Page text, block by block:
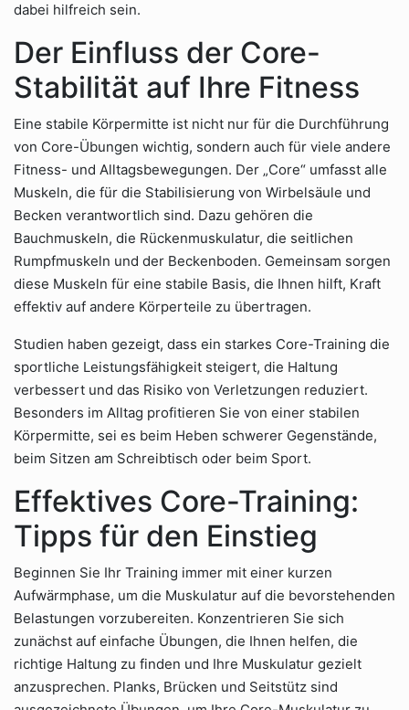
dabei hilfreich sein.
Der Einfluss der Core-
Stabilität auf Ihre Fitness
Eine stabile Körpermitte ist nicht nur für die Durchführung
von Core-Übungen wichtig, sondern auch für viele andere
Fitness- und Alltagsbewegungen. Der „Core“ umfasst alle
Muskeln, die für die Stabilisierung von Wirbelsäule und
Becken verantwortlich sind. Dazu gehören die
Bauchmuskeln, die Rückenmuskulatur, die seitlichen
Rumpfmuskeln und der Beckenboden. Gemeinsam sorgen
diese Muskeln für eine stabile Basis, die Ihnen hilft, Kraft
effektiv auf andere Körperteile zu übertragen.
Studien haben gezeigt, dass ein starkes Core-Training die
sportliche Leistungsfähigkeit steigert, die Haltung
verbessert und das Risiko von Verletzungen reduziert.
Besonders im Alltag profitieren Sie von einer stabilen
Körpermitte, sei es beim Heben schwerer Gegenstände,
beim Sitzen am Schreibtisch oder beim Sport.
Effektives Core-Training:
Tipps für den Einstieg
Beginnen Sie Ihr Training immer mit einer kurzen
Aufwärmphase, um die Muskulatur auf die bevorstehenden
Belastungen vorzubereiten. Konzentrieren Sie sich
zunächst auf einfache Übungen, die Ihnen helfen, die
richtige Haltung zu finden und Ihre Muskulatur gezielt
anzusprechen. Planks, Brücken und Seitstütz sind